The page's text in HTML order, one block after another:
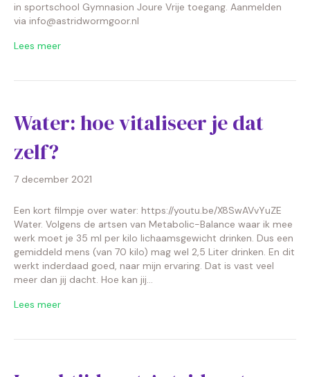
in sportschool Gymnasion Joure Vrije toegang. Aanmelden
via info@astridwormgoor.nl
Lees meer
Water: hoe vitaliseer je dat
zelf?
7 december 2021
Een kort filmpje over water: https://youtu.be/X8SwAVvYuZE
Water. Volgens de artsen van Metabolic-Balance waar ik mee
werk moet je 35 ml per kilo lichaamsgewicht drinken. Dus een
gemiddeld mens (van 70 kilo) mag wel 2,5 Liter drinken. En dit
werkt inderdaad goed, naar mijn ervaring. Dat is vast veel
meer dan jij dacht. Hoe kan jij…
Lees meer